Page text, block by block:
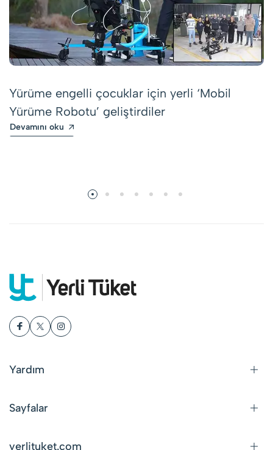
Yürüme engelli çocuklar için yerli ‘Mobil
Yürüme Robotu’ geliştirdiler
Devamını oku
Yardım
Sayfalar
yerlituket.com